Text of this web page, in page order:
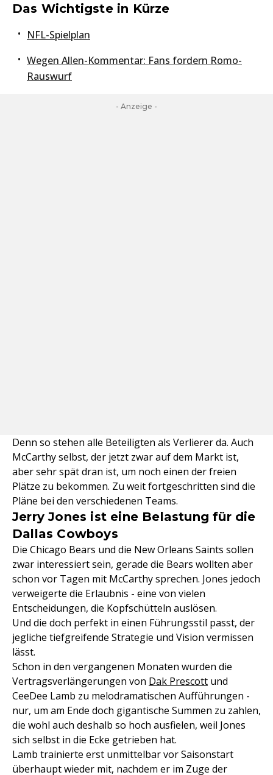
Das Wichtigste in Kürze
NFL-Spielplan
Wegen Allen-Kommentar: Fans fordern Romo-
Rauswurf
- Anzeige -
Denn so stehen alle Beteiligten als Verlierer da. Auch
McCarthy selbst, der jetzt zwar auf dem Markt ist,
aber sehr spät dran ist, um noch einen der freien
Plätze zu bekommen. Zu weit fortgeschritten sind die
Pläne bei den verschiedenen Teams.
Jerry Jones ist eine Belastung für die
Dallas Cowboys
Die Chicago Bears und die New Orleans Saints sollen
zwar interessiert sein, gerade die Bears wollten aber
schon vor Tagen mit McCarthy sprechen. Jones jedoch
verweigerte die Erlaubnis - eine von vielen
Entscheidungen, die Kopfschütteln auslösen.
Und die doch perfekt in einen Führungsstil passt, der
jegliche tiefgreifende Strategie und Vision vermissen
lässt.
Schon in den vergangenen Monaten wurden die
Vertragsverlängerungen von Dak Prescott und
CeeDee Lamb zu melodramatischen Aufführungen -
nur, um am Ende doch gigantische Summen zu zahlen,
die wohl auch deshalb so hoch ausfielen, weil Jones
sich selbst in die Ecke getrieben hat.
Lamb trainierte erst unmittelbar vor Saisonstart
überhaupt wieder mit, nachdem er im Zuge der